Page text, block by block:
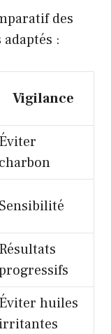
des
:
Vigilance
Éviter
charbon
Sensibilité
Résultats
Éviter huiles
irritantes